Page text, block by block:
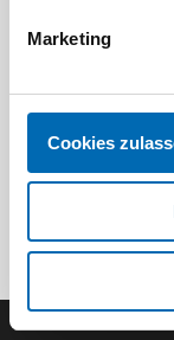
Marketing
Cookies